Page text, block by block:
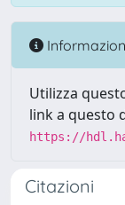
Utilizza
link a questo
https://
Citazioni